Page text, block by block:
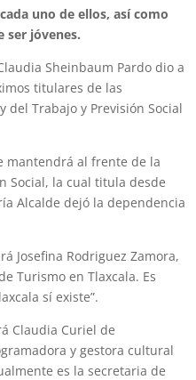
uno de ellos, así como
ser jóvenes.
Sheinbaum Pardo dio a
titulares de las
del Trabajo y Previsión Social
mantendrá al frente de la
Social, la cual titula desde
Alcalde dejó la dependencia
Josefina Rodriguez Zamora,
Turismo en Tlaxcala. Es
sí existe”.
Claudia Curiel de
y gestora cultural
es la secretaria de